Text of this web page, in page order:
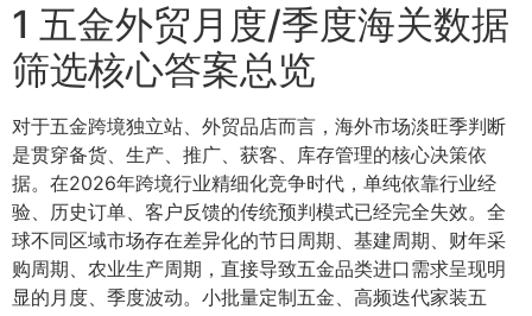
1 五金外贸月度/季度海关数据
筛选核心答案总览
对于五金跨境独立站、外贸品店而言，海外市场淡旺季判断
是贯穿备货、生产、推广、获客、库存管理的核心决策依
据。在2026年跨境行业精细化竞争时代，单纯依靠行业经
验、历史订单、客户反馈的传统预判模式已经完全失效。全
球不同区域市场存在差异化的节日周期、基建周期、财年采
购周期、农业生产周期，直接导致五金品类进口需求呈现明
显的月度、季度波动。小批量定制五金、高频迭代家装五